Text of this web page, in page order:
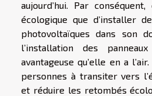
aujourd’hui. Par
écologique que d’installer
photovoltaïques dans son
l’installation des
avantageuse qu’elle en a
personnes à transiter vers
et réduire les retombés